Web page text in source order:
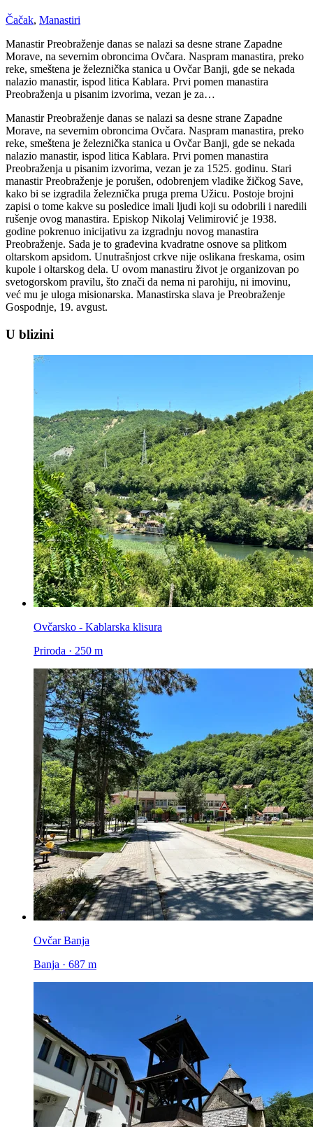
Čačak, Manastiri
Manastir Preobraženje danas se nalazi sa desne strane Zapadne
Morave, na severnim obroncima Ovčara. Naspram manastira, preko
reke, smeštena je železnička stanica u Ovčar Banji, gde se nekada
nalazio manastir, ispod litica Kablara. Prvi pomen manastira
Preobraženja u pisanim izvorima, vezan je za…
Manastir Preobraženje danas se nalazi sa desne strane Zapadne
Morave, na severnim obroncima Ovčara. Naspram manastira, preko
reke, smeštena je železnička stanica u Ovčar Banji, gde se nekada
nalazio manastir, ispod litica Kablara. Prvi pomen manastira
Preobraženja u pisanim izvorima, vezan je za 1525. godinu. Stari
manastir Preobraženje je porušen, odobrenjem vladike žičkog Save,
kako bi se izgradila železnička pruga prema Užicu. Postoje brojni
zapisi o tome kakve su posledice imali ljudi koji su odobrili i naredili
rušenje ovog manastira. Episkop Nikolaj Velimirović je 1938.
godine pokrenuo inicijativu za izgradnju novog manastira
Preobraženje. Sada je to građevina kvadratne osnove sa plitkom
oltarskom apsidom. Unutrašnjost crkve nije oslikana freskama, osim
kupole i oltarskog dela. U ovom manastiru život je organizovan po
svetogorskom pravilu, što znači da nema ni parohiju, ni imovinu,
već mu je uloga misionarska. Manastirska slava je Preobraženje
Gospodnje, 19. avgust.
U blizini
Ovčarsko - Kablarska klisura
Priroda · 250 m
Ovčar Banja
Banja · 687 m